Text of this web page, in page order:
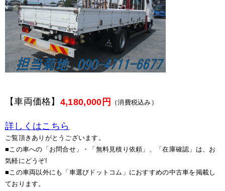
【車両価格】 4,180,000円 （消費税込み）
詳しくはこちら
ご覧頂きありがとうございます。
■この車への「お問合せ」・「無料見積り依頼」、「在庫確認」は、お
気軽にどうぞ!
■この車両以外にも「車選びドットコム」におすすめの中古車を掲載し
ております。